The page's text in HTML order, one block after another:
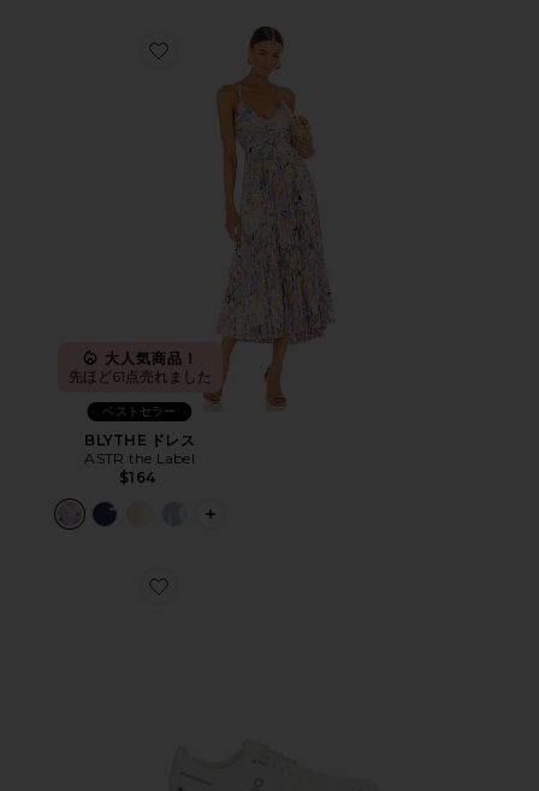
Favorite BLYTHE ドレス
大人気商品！
先ほど61点売れました
ベストセラー
BLYTHE ドレス
ASTR the Label
$164
PLUS ICON TO SEE MORE OPTIONS
Favorite CLOUD 6 スニーカー